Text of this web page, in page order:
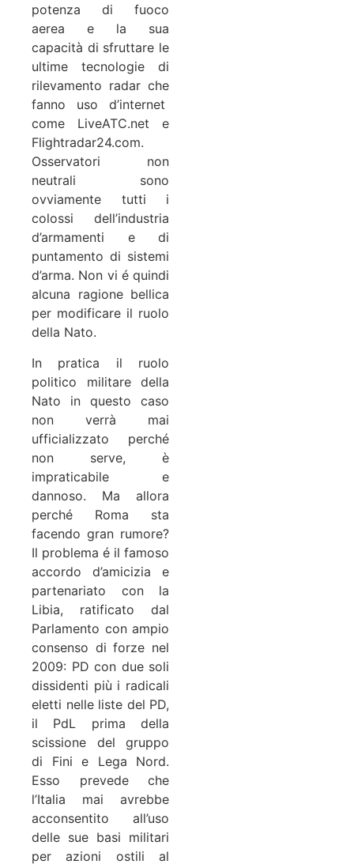
potenza di fuoco
aerea e la sua
capacità di sfruttare le
ultime tecnologie di
rilevamento radar che
fanno uso d’internet
come LiveATC.net e
Flightradar24.com.
Osservatori non
neutrali sono
ovviamente tutti i
colossi dell’industria
d’armamenti e di
puntamento di sistemi
d’arma. Non vi é quindi
alcuna ragione bellica
per modificare il ruolo
della Nato.
In pratica il ruolo
politico militare della
Nato in questo caso
non verrà mai
ufficializzato perché
non serve, è
impraticabile e
dannoso. Ma allora
perché Roma sta
facendo gran rumore?
Il problema é il famoso
accordo d’amicizia e
partenariato con la
Libia, ratificato dal
Parlamento con ampio
consenso di forze nel
2009: PD con due soli
dissidenti più i radicali
eletti nelle liste del PD,
il PdL prima della
scissione del gruppo
di Fini e Lega Nord.
Esso prevede che
l’Italia mai avrebbe
acconsentito all’uso
delle sue basi militari
per azioni ostili al